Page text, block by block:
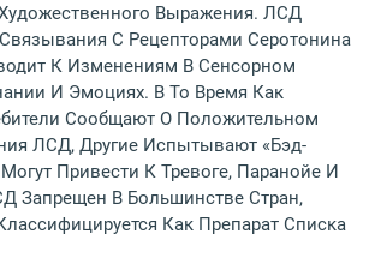
Выражения. ЛСД
С Рецепторами Серотонина
К Изменениям В Сенсорном
И Эмоциях. В То Время Как
Сообщают О Положительном
ЛСД, Другие Испытывают «бэд-
Привести К Тревоге, Паранойе И
Запрещен В Большинстве Стран,
Как Препарат Списка